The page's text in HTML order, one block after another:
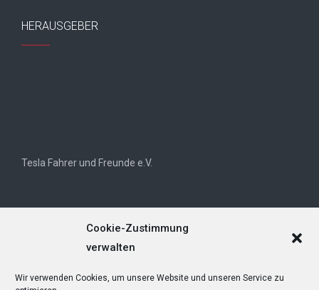
Cookie-Zustimmung
verwalten
Wir verwenden Cookies, um unsere Website und unseren Service zu
HERAUSGEBER
Tesla Fahrer und Freunde e.V.
Tesla Owners Club Helvetia (TOCH)